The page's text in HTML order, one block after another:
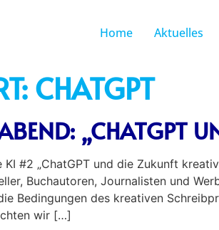
Home Aktuelles
CHATGPT
„CHATGPT
#2 „ChatGPT und die Zukunft
Buchautoren, Journalisten und
Bedingungen des kreativen
wir […]